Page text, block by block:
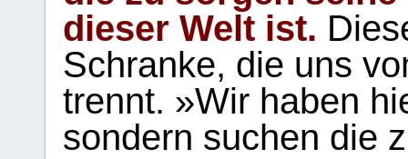
dieser Welt ist.
Schranke, die uns
trennt. »Wir haben
sondern suchen die